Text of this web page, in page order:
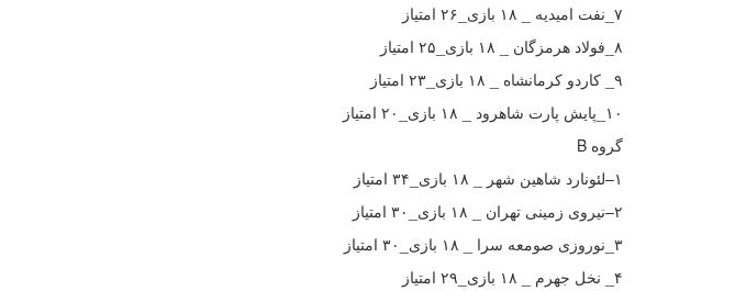
۷_نفت امیدیه _ ۱۸ بازی_۲۶ امتیاز
۸_فولاد هرمزگان _ ۱۸ بازی_۲۵ امتیاز
۹_ کاردو کرمانشاه _ ۱۸ بازی_۲۳ امتیاز
۱۰_پایش پارت شاهرود _ ۱۸ بازی_۲۰ امتیاز
گروه B
۱–لئونارد شاهین شهر _ ۱۸ بازی_۳۴ امتیاز
۲–نیروی زمینی تهران _ ۱۸ بازی_۳۰ امتیاز
۳_نوروزی صومعه سرا _ ۱۸ بازی_۳۰ امتیاز
۴_ نخل جهرم _ ۱۸ بازی_۲۹ امتیاز